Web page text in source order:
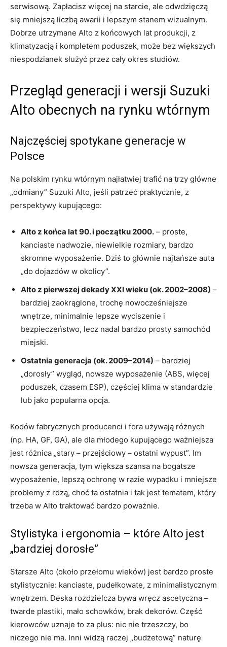
serwisową. Zapłacisz więcej na starcie, ale odwdzięczą
się mniejszą liczbą awarii i lepszym stanem wizualnym.
Dobrze utrzymane Alto z końcowych lat produkcji, z
klimatyzacją i kompletem poduszek, może bez większych
niespodzianek służyć przez cały okres studiów.
Przegląd generacji i wersji Suzuki
Alto obecnych na rynku wtórnym
Najczęściej spotykane generacje w
Polsce
Na polskim rynku wtórnym najłatwiej trafić na trzy główne
„odmiany” Suzuki Alto, jeśli patrzeć praktycznie, z
perspektywy kupującego:
Alto z końca lat 90. i początku 2000. – proste,
kanciaste nadwozie, niewielkie rozmiary, bardzo
skromne wyposażenie. Dziś to głównie najtańsze auta
„do dojazdów w okolicy”.
Alto z pierwszej dekady XXI wieku (ok. 2002–2008) –
bardziej zaokrąglone, trochę nowocześniejsze
wnętrze, minimalnie lepsze wyciszenie i
bezpieczeństwo, lecz nadal bardzo prosty samochód
miejski.
Ostatnia generacja (ok. 2009–2014) – bardziej
„dorosły” wygląd, nowsze wyposażenie (ABS, więcej
poduszek, czasem ESP), częściej klima w standardzie
lub jako popularna opcja.
Kodów fabrycznych producenci i fora używają różnych
(np. HA, GF, GA), ale dla młodego kupującego ważniejsza
jest różnica „stary – przejściowy – ostatni wypust”. Im
nowsza generacja, tym większa szansa na bogatsze
wyposażenie, lepszą ochronę w razie wypadku i mniejsze
problemy z rdzą, choć ta ostatnia i tak jest tematem, który
trzeba w Alto traktować bardzo poważnie.
Stylistyka i ergonomia – które Alto jest
„bardziej dorosłe”
Starsze Alto (około przełomu wieków) jest bardzo proste
stylistycznie: kanciaste, pudełkowate, z minimalistycznym
wnętrzem. Deska rozdzielcza bywa wręcz ascetyczna –
twarde plastiki, mało schowków, brak dekorów. Część
kierowców uznaje to za plus: nic nie trzeszczy, bo
niczego nie ma. Inni widzą raczej „budżetową” naturę